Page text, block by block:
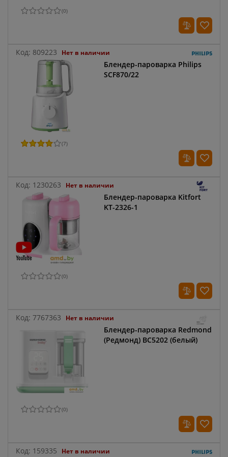
(0)
Код: 809223 Нет в наличии
Блендер-пароварка Philips
SCF870/22
(7)
Код: 1230263 Нет в наличии
Блендер-пароварка Kitfort
KT-2326-1
(0)
Код: 7767363 Нет в наличии
Блендер-пароварка Redmond
(Редмонд) BC5202 (белый)
(0)
Код: 159335 Нет в наличии